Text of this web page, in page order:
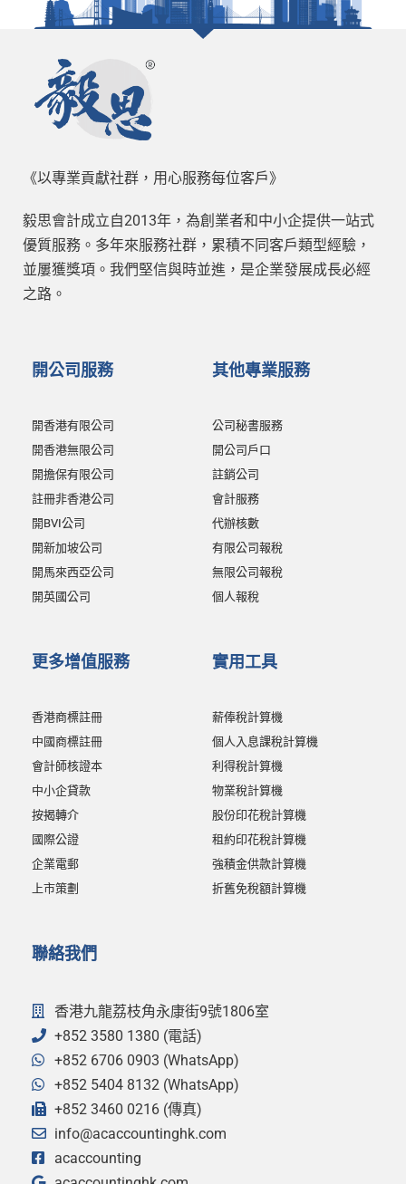
《以專業貢獻社群，用心服務每位客戶》
毅思會計成立自2013年，為創業者和中小企提供一站式
優質服務。多年來服務社群，累積不同客戶類型經驗，
並屢獲獎項。我們堅信與時並進，是企業發展成長必經
之路。
開公司服務
開香港有限公司
開香港無限公司
開擔保有限公司
註冊非香港公司
開BVI公司
開新加坡公司
開馬來西亞公司
開英國公司
其他專業服務
公司秘書服務
開公司戶口
註銷公司
會計服務
代辦核數
有限公司報稅
無限公司報稅
個人報稅
更多增值服務
香港商標註冊
中國商標註冊
會計師核證本
中小企貸款
按揭轉介
國際公證
企業電郵
上市策劃
實用工具
薪俸稅計算機
個人入息課稅計算機
利得稅計算機
物業稅計算機
股份印花稅計算機
租約印花稅計算機
強積金供款計算機
折舊免稅額計算機
聯絡我們
香港九龍荔枝角永康街9號1806室
+852 3580 1380 (電話)
+852 6706 0903 (WhatsApp)
+852 5404 8132 (WhatsApp)
+852 3460 0216 (傳真)
info@acaccountinghk.com
acaccounting